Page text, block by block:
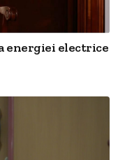
energiei electrice